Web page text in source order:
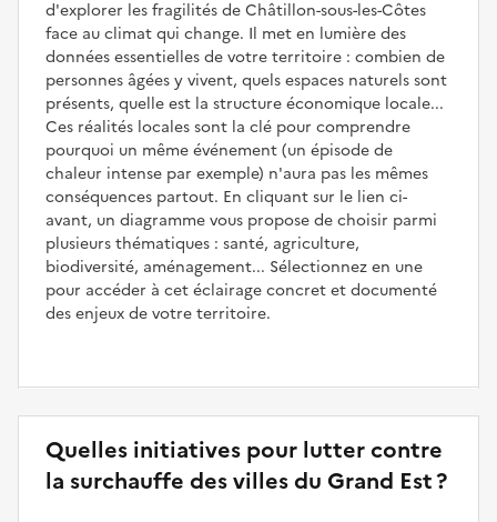
d'explorer les fragilités de Châtillon-sous-les-Côtes
face au climat qui change. Il met en lumière des
données essentielles de votre territoire : combien de
personnes âgées y vivent, quels espaces naturels sont
présents, quelle est la structure économique locale...
Ces réalités locales sont la clé pour comprendre
pourquoi un même événement (un épisode de
chaleur intense par exemple) n'aura pas les mêmes
conséquences partout. En cliquant sur le lien ci-
avant, un diagramme vous propose de choisir parmi
plusieurs thématiques : santé, agriculture,
biodiversité, aménagement... Sélectionnez en une
pour accéder à cet éclairage concret et documenté
des enjeux de votre territoire.
Quelles initiatives pour lutter contre
la surchauffe des villes du Grand Est ?